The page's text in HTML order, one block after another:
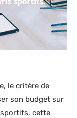
le critère de
son budget sur
sportifs, cette